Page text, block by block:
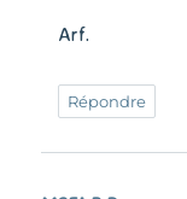
Arf.
Répondre